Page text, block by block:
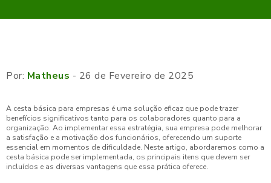
Por: Matheus - 26 de Fevereiro de 2025
A cesta básica para empresas é uma solução eficaz que pode trazer
benefícios significativos tanto para os colaboradores quanto para a
organização. Ao implementar essa estratégia, sua empresa pode melhorar
a satisfação e a motivação dos funcionários, oferecendo um suporte
essencial em momentos de dificuldade. Neste artigo, abordaremos como a
cesta básica pode ser implementada, os principais itens que devem ser
incluídos e as diversas vantagens que essa prática oferece.